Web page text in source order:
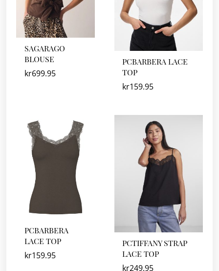
SAGARAGO
BLOUSE
kr699.95
PCBARBERA LACE
TOP
kr159.95
PCBARBERA
LACE TOP
kr159.95
PCTIFFANY STRAP
LACE TOP
kr249.95